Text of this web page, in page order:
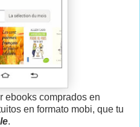
ebooks comprados en
en formato mobi, que tu
.